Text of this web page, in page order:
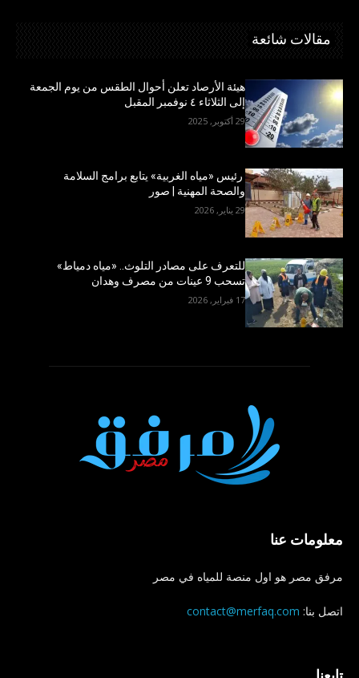
مقالات شائعة
هيئة الأرصاد تعلن أحوال الطقس من يوم الجمعة
إلى الثلاثاء ٤ نوفمبر المقبل
29 أكتوبر, 2025
رئيس «مياه الغربية» يتابع برامج السلامة
والصحة المهنية | صور
29 يناير, 2026
للتعرف على مصادر التلوث.. «مياه دمياط»
تسحب 9 عينات من مصرف وهدان
17 فبراير, 2026
معلومات عنا
مرفق مصر هو اول منصة للمياه في مصر
اتصل بنا: contact@merfaq.com